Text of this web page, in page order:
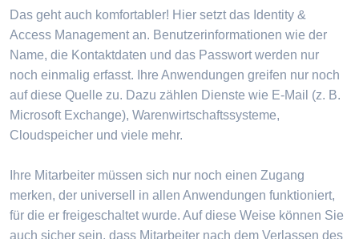
Das geht auch komfortabler! Hier setzt das Identity &
Access Management an. Benutzerinformationen wie der
Name, die Kontaktdaten und das Passwort werden nur
noch einmalig erfasst. Ihre Anwendungen greifen nur noch
auf diese Quelle zu. Dazu zählen Dienste wie E-Mail (z. B.
Microsoft Exchange), Warenwirtschaftssysteme,
Cloudspeicher und viele mehr.
Ihre Mitarbeiter müssen sich nur noch einen Zugang
merken, der universell in allen Anwendungen funktioniert,
für die er freigeschaltet wurde. Auf diese Weise können Sie
auch sicher sein, dass Mitarbeiter nach dem Verlassen des